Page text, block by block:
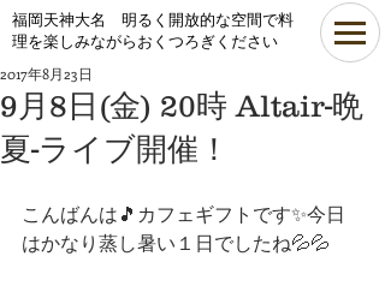
​福岡天神大名 明るく開放的な空間で料
理を楽しみながらおくつろぎください
9月8日(金) 20時 Altair-晩
夏-ライブ開催！
2017年8月23日
こんばんは🎵カフェギフトです✨今日
はかなり蒸し暑い１日でしたね💦💦